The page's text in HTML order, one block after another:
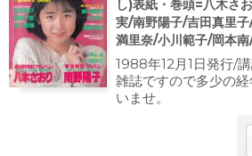
し)表紙・巻頭=八木さ
実/南野陽子/吉田真里
満里奈/小川範子/岡本
1988年12月1日発行/
雑誌ですので多少の
いませ。